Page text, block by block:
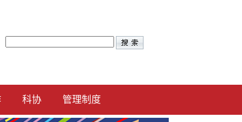
科协 管理制度